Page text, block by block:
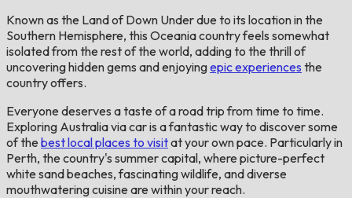
Known as the Land of Down Under due to its location in the
Southern Hemisphere, this Oceania country feels somewhat
isolated from the rest of the world, adding to the thrill of
uncovering hidden gems and enjoyingepic experiences the
country offers.
Everyone deserves a taste of a road trip from time to time.
Exploring Australia via car is a fantastic way to discover some
of the best local places to visitat your own pace. Particularly in
Perth, the country's summer capital, where picture-perfect
white sand beaches, fascinating wildlife, and diverse
mouthwatering cuisine are within your reach.